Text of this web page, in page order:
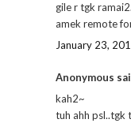
gile r tgk
amek remote
January 23,
Anonymous
kah2~
tuh ahh psl..tgk